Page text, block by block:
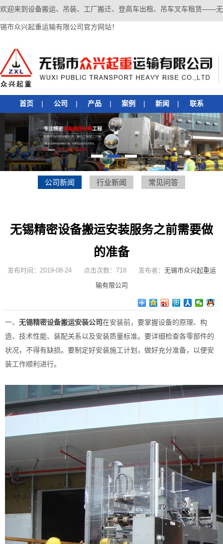
欢迎来到设备搬运、吊装、工厂搬迁、登高车出租、吊车叉车租赁——无
锡市众兴起重运输有限公司官方网站！
首页 | 公司 | 产品 | 案例 | 新闻 | 联系
1 2 3
公司新闻 行业新闻 常见问答
无锡精密设备搬运安装服务之前需要做
的准备
发布时间：2019-08-24 点击次数：718 发布者： 无锡市众兴起重运
输有限公司
一、 无锡精密设备搬运安装公司在安装前，要掌握设备的原理、构
造、技术性能、装配关系以及安装质量标准。要详细检查各零部件的
状况，不得有缺损。要制定好安装施工计划，做好充分准备，以便安
装工作顺利进行。